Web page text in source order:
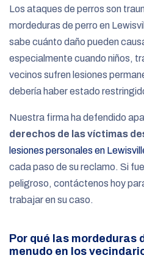
Los ataques de perros son
mordeduras de perro en
sabe cuánto daño pueden
especialmente cuando niños,
vecinos sufren lesiones
debería haber estado
Nuestra firma ha defendido
derechos de las víctimas
lesiones personales en
cada paso de su reclamo. Si
peligroso, contáctenos hoy
trabajar en su caso.
Por qué las mordeduras
menudo en los